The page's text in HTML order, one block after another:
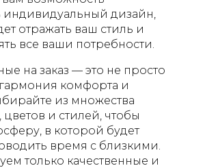
индивидуальный дизайн,
отражать ваш стиль и
все ваши потребности.
на заказ — это не просто
комфорта и
из множества
цветов и стилей, чтобы
в которой будет
время с близкими.
только качественные и